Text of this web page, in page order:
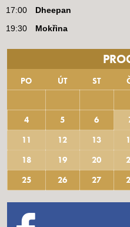
17:00 Dheepan
19:30
Mokřina
PO ÚT ST
4
5 6
11
12 13
18
19 20
25
26 27